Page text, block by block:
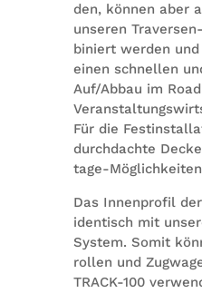
den, kön­nen aber
unse­ren
bi­niert wer­den
einen schnel­len
Auf/Abbau im
Für die
durch­dachte
tage-
Das Innen­pro­fil
iden­tisch mit
Sys­tem. Somit
rol­len und
TRACK-100